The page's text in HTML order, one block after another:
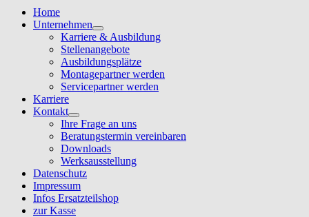
Home
Unternehmen
Karriere & Ausbildung
Stellenangebote
Ausbildungsplätze
Montagepartner werden
Servicepartner werden
Karriere
Kontakt
Ihre Frage an uns
Beratungstermin vereinbaren
Downloads
Werksausstellung
Datenschutz
Impressum
Infos Ersatzteilshop
zur Kasse